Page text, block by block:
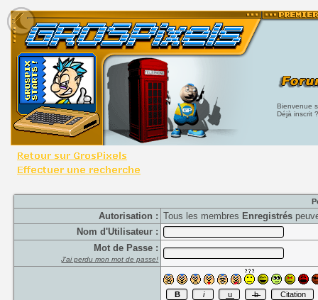
Bienvenue
Déjà inscrit
Autorisation : Tous les membres Enregistrés
Nom d'Utilisateur :
Mot de Passe :
J'ai perdu mon mot de passe!